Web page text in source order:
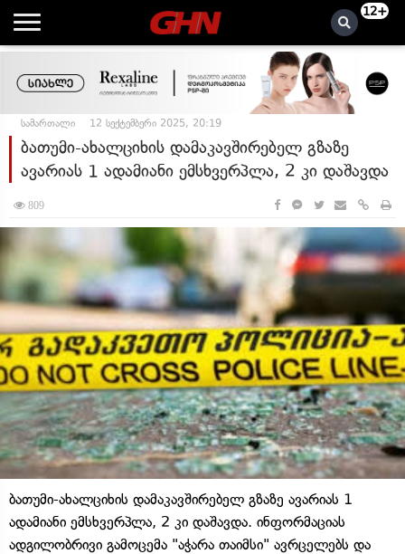
12+
სამართალი 12 სექტემბერი 2025, 20:19
ბათუმი-ახალციხის დამაკავშირებელ გზაზე
ავარიას 1 ადამიანი ემსხვერპლა, 2 კი დაშავდა
809
ბათუმი-ახალციხის დამაკავშირებელ გზაზე ავარიას 1
ადამიანი ემსხვერპლა, 2 კი დაშავდა. ინფორმაციას
ადგილობრივი გამოცემა "აჭარა თაიმსი" ავრცელებს და